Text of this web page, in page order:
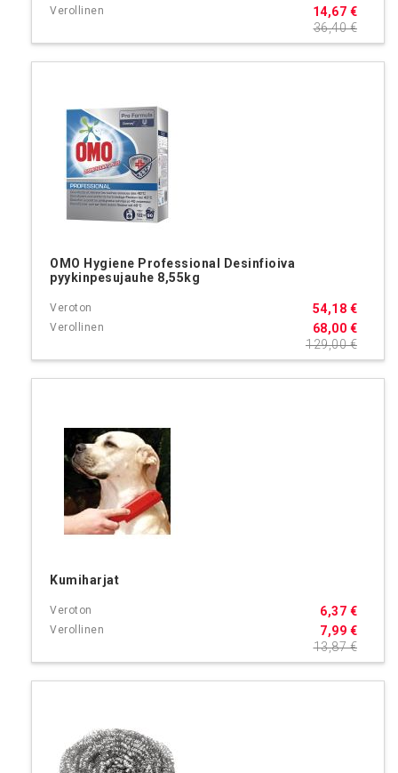
14,67 €
36,40 €
OMO Hygiene Professional Desinfioiva
pyykinpesujauhe 8,55kg
68,00 €
54,18 €
129,00 €
Kumiharjat
7,99 €
6,37 €
13,87 €